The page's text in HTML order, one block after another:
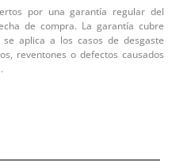
por una garantía regular del
de compra. La garantía cubre
aplica a los casos de desgaste
reventones o defectos causados